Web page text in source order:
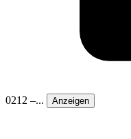
0212 –... Anzeigen